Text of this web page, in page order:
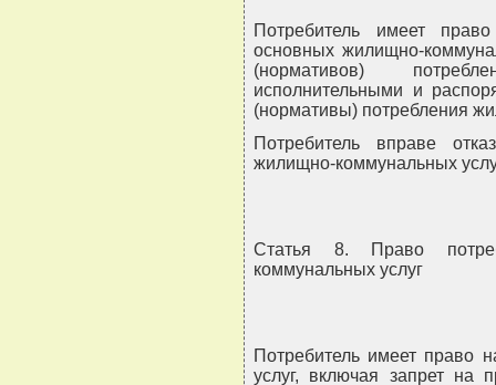
Потребитель имеет
основных жилищно-
(нормативов)
исполнительными и
(нормативы) потребления
Потребитель вправе
жилищно-коммунальных
Статья 8. Право
коммунальных услуг
Потребитель имеет право
услуг, включая запрет на